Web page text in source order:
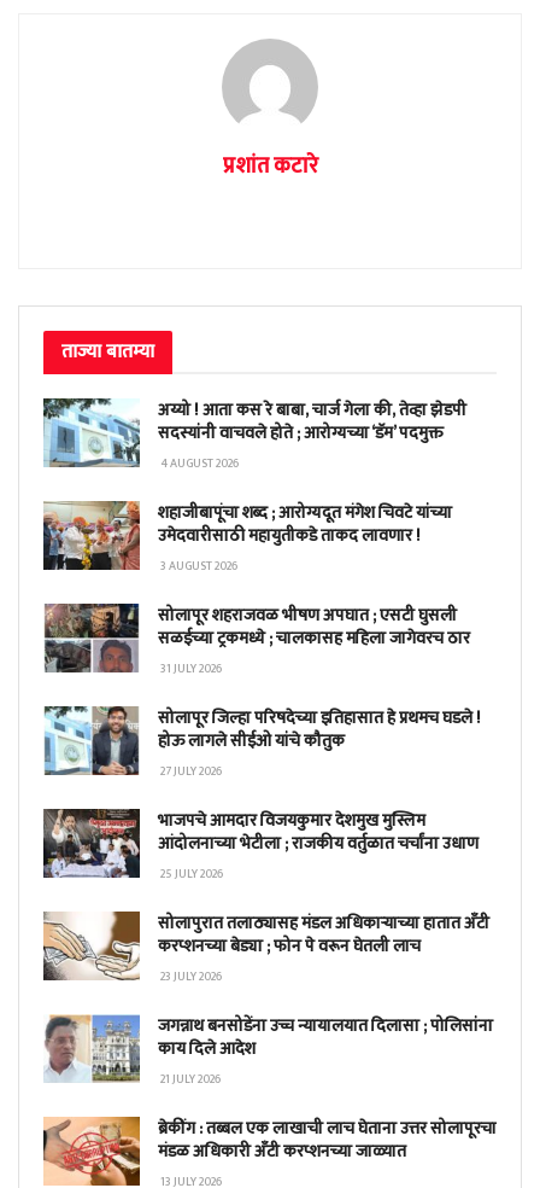
प्रशांत कटारे
ताज्या बातम्या
अय्यो ! आता कस रे बाबा, चार्ज गेला की, तेव्हा झेडपी
सदस्यांनी वाचवले होते ; आरोग्यच्या ‘डॅम’ पदमुक्त
4 AUGUST 2026
शहाजीबापूंचा शब्द ; आरोग्यदूत मंगेश चिवटे यांच्या
उमेदवारीसाठी महायुतीकडे ताकद लावणार !
3 AUGUST 2026
सोलापूर शहराजवळ भीषण अपघात ; एसटी घुसली
सळईच्या ट्रकमध्ये ; चालकासह महिला जागेवरच ठार
31 JULY 2026
सोलापूर जिल्हा परिषदेच्या इतिहासात हे प्रथमच घडले !
होऊ लागले सीईओ यांचे कौतुक
27 JULY 2026
भाजपचे आमदार विजयकुमार देशमुख मुस्लिम
आंदोलनाच्या भेटीला ; राजकीय वर्तुळात चर्चांना उधाण
25 JULY 2026
सोलापुरात तलाठ्यासह मंडल अधिकाऱ्याच्या हातात अँटी
करप्शनच्या बेड्या ; फोन पे वरून घेतली लाच
23 JULY 2026
जगन्नाथ बनसोडेंना उच्च न्यायालयात दिलासा ; पोलिसांना
काय दिले आदेश
21 JULY 2026
ब्रेकींग : तब्बल एक लाखाची लाच घेताना उत्तर सोलापूरचा
मंडळ अधिकारी अँटी करप्शनच्या जाळ्यात
13 JULY 2026